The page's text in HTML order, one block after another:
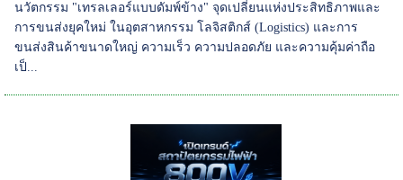
นวัตกรรม "เทรลเลอร์แบบดัมพ์ข้าง" จุดเปลี่ยนแห่งประสิทธิภาพและ
การขนส่งยุคใหม่ ในอุตสาหกรรม โลจิสติกส์ (Logistics) และการ
ขนส่งสินค้าขนาดใหญ่ ความเร็ว ความปลอดภัย และความคุ้มค่าถือ
เป็...